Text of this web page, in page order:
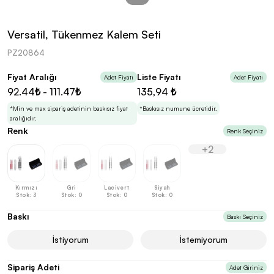
kolayca belirleyebilirsin.
En Uygun Fiyatlarla
Teklif Al!
3 Promozone’da bulduktan sonra, uzman ekibimiz
sadece sitemiz üzerinden teklif almanı bekliyor.
Sonraki Adıma İlerle
Versatil, Tükenmez Kalem Seti
PZ20864
Fiyat Aralığı Adet Fiyatı
92.44₺ - 111.47₺
*Min ve max sipariş adetinin baskısız fiyat
aralığıdır.
Liste Fiyatı Adet Fiyatı
135,94 ₺
*Baskısız numune ücretidir.
Renk Renk Seçiniz
Kırmızı
Stok: 3
Gri
Stok: 0
Lacivert
Stok: 0
Siyah
Stok: 0
+2
Baskı Baskı Seçiniz
İstiyorum İstemiyorum
Sipariş Adeti Adet Giriniz